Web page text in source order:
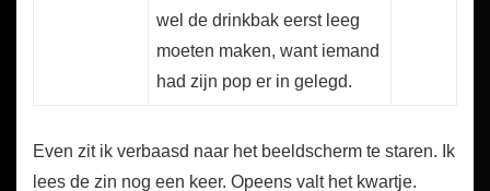
wel de drinkbak eerst leeg
moeten maken, want iemand
had zijn pop er in gelegd.
Even zit ik verbaasd naar het beeldscherm te staren. Ik
lees de zin nog een keer. Opeens valt het kwartje.